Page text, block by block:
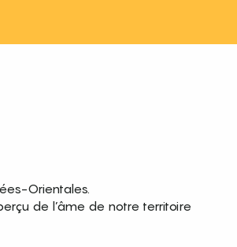
Orientales.
de l’âme de notre territoire